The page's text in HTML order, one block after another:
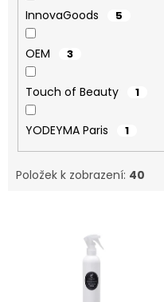
InnovaGoods 5
OEM 3
Touch of Beauty 1
YODEYMA Paris 1
Položek k zobrazení: 40